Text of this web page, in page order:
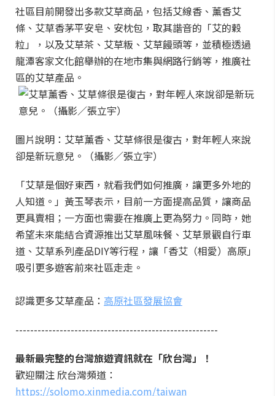
社區目前開發出多款艾草商品，包括艾線香、薰香艾
條、艾草香茅平安皂、安枕包，取其諧音的「艾的穀
粒」，以及艾草茶、艾草粄、艾草饅頭等，並積極透過
龍潭客家文化館舉辦的在地市集與網路行銷等，推廣社
區的艾草產品。
圖片說明：艾草薰香、艾草條很是復古，對年輕人來說
卻是新玩意兒。（攝影／張立宇）
「艾草是個好東西，就看我們如何推廣，讓更多外地的
人知道。」黃玉琴表示，目前一方面提高品質，讓商品
更具賣相；一方面也需要在推廣上更為努力。同時，她
希望未來能結合資源推出艾草風味餐、艾草景觀自行車
道、艾草系列產品DIY等行程，讓「香艾（相愛）高原」
吸引更多遊客前來社區走走。
認識更多艾草產品： 高原社區發展協會
-------------------------------------------------------
最新最完整的台灣旅遊資訊就在「欣台灣」！
歡迎關注 欣台灣頻道：
https://solomo.xinmedia.com/taiwan